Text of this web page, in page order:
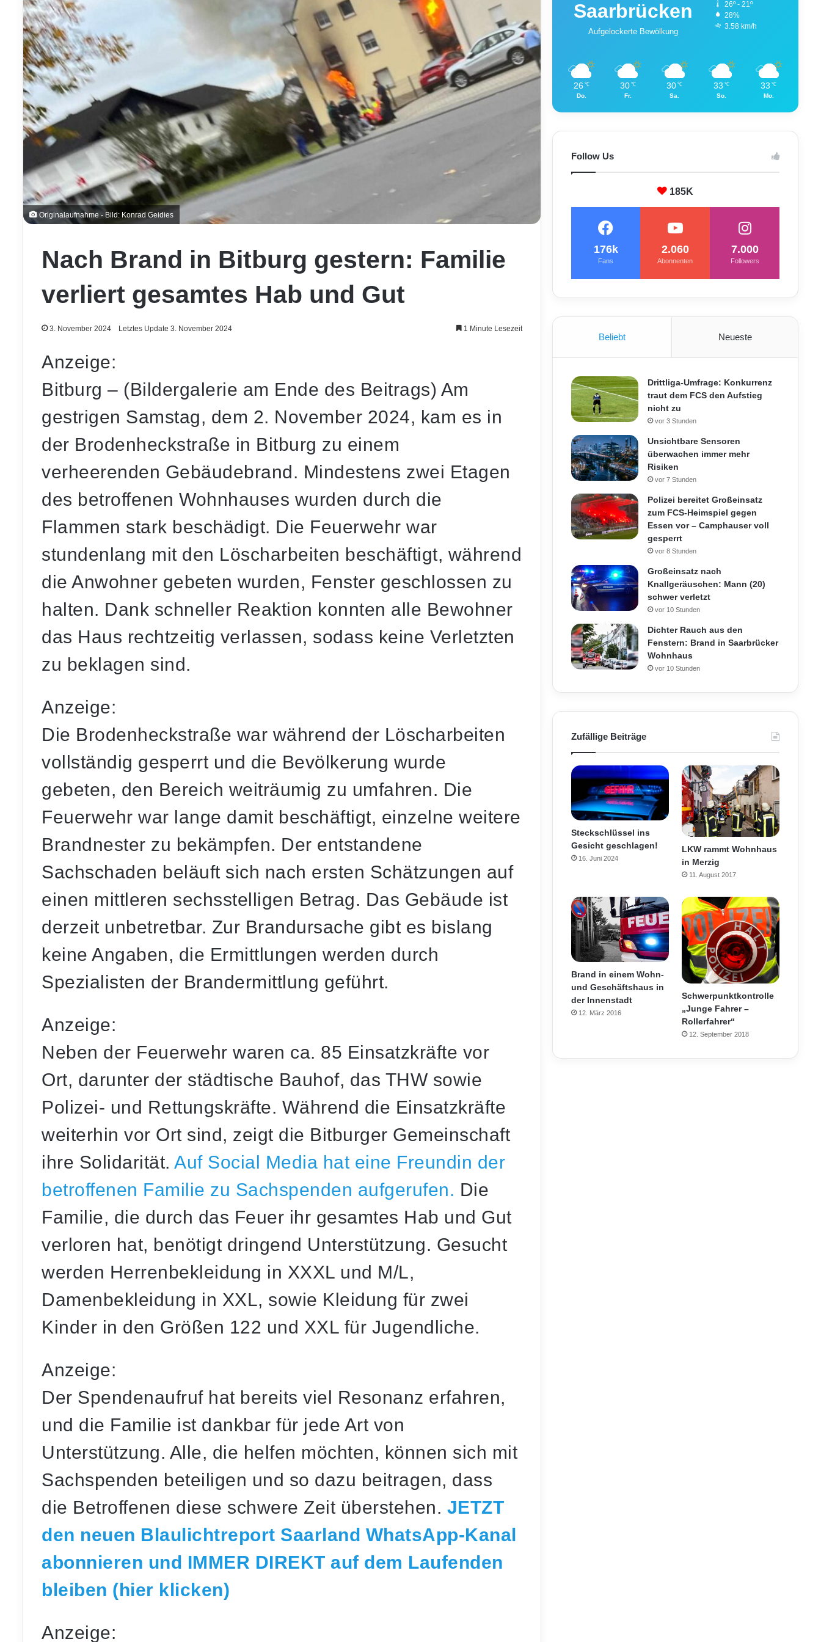
Originalaufnahme - Bild: Konrad Geidies
Nach Brand in Bitburg gestern: Familie
verliert gesamtes Hab und Gut
3. November 2024 Letztes Update 3. November 2024 1 Minute Lesezeit
Anzeige:
Bitburg – (Bildergalerie am Ende des Beitrags) Am
gestrigen Samstag, dem 2. November 2024, kam es in
der Brodenheckstraße in Bitburg zu einem
verheerenden Gebäudebrand. Mindestens zwei Etagen
des betroffenen Wohnhauses wurden durch die
Flammen stark beschädigt. Die Feuerwehr war
stundenlang mit den Löscharbeiten beschäftigt, während
die Anwohner gebeten wurden, Fenster geschlossen zu
halten. Dank schneller Reaktion konnten alle Bewohner
das Haus rechtzeitig verlassen, sodass keine Verletzten
zu beklagen sind.
Anzeige:
Die Brodenheckstraße war während der Löscharbeiten
vollständig gesperrt und die Bevölkerung wurde
gebeten, den Bereich weiträumig zu umfahren. Die
Feuerwehr war lange damit beschäftigt, einzelne weitere
Brandnester zu bekämpfen. Der entstandene
Sachschaden beläuft sich nach ersten Schätzungen auf
einen mittleren sechsstelligen Betrag. Das Gebäude ist
derzeit unbetretbar. Zur Brandursache gibt es bislang
keine Angaben, die Ermittlungen werden durch
Spezialisten der Brandermittlung geführt.
Anzeige:
Neben der Feuerwehr waren ca. 85 Einsatzkräfte vor
Ort, darunter der städtische Bauhof, das THW sowie
Polizei- und Rettungskräfte. Während die Einsatzkräfte
weiterhin vor Ort sind, zeigt die Bitburger Gemeinschaft
ihre Solidarität. Auf Social Media hat eine Freundin der
betroffenen Familie zu Sachspenden aufgerufen. Die
Familie, die durch das Feuer ihr gesamtes Hab und Gut
verloren hat, benötigt dringend Unterstützung. Gesucht
werden Herrenbekleidung in XXXL und M/L,
Damenbekleidung in XXL, sowie Kleidung für zwei
Kinder in den Größen 122 und XXL für Jugendliche.
Anzeige:
Der Spendenaufruf hat bereits viel Resonanz erfahren,
und die Familie ist dankbar für jede Art von
Unterstützung. Alle, die helfen möchten, können sich mit
Sachspenden beteiligen und so dazu beitragen, dass
die Betroffenen diese schwere Zeit überstehen. JETZT
den neuen Blaulichtreport Saarland WhatsApp-Kanal
abonnieren und IMMER DIREKT auf dem Laufenden
bleiben (hier klicken)
Anzeige:
Saarbrücken
Aufgelockerte Bewölkung
26º - 21º
28%
3.58 km/h
26 ℃
Do.
30 ℃
Fr.
30 ℃
Sa.
33 ℃
So.
33 ℃
Mo.
Follow Us
185K
176k
Fans
2.060
Abonnenten
7.000
Followers
Beliebt Neueste
Drittliga-Umfrage: Konkurrenz
traut dem FCS den Aufstieg
nicht zu
vor 3 Stunden
Unsichtbare Sensoren
überwachen immer mehr
Risiken
vor 7 Stunden
Polizei bereitet Großeinsatz
zum FCS-Heimspiel gegen
Essen vor – Camphauser voll
gesperrt
vor 8 Stunden
Großeinsatz nach
Knallgeräuschen: Mann (20)
schwer verletzt
vor 10 Stunden
Dichter Rauch aus den
Fenstern: Brand in Saarbrücker
Wohnhaus
vor 10 Stunden
Zufällige Beiträge
Steckschlüssel ins
Gesicht geschlagen!
16. Juni 2024
LKW rammt Wohnhaus
in Merzig
11. August 2017
Brand in einem Wohn-
und Geschäftshaus in
der Innenstadt
12. März 2016
Schwerpunktkontrolle
„Junge Fahrer –
Rollerfahrer“
12. September 2018